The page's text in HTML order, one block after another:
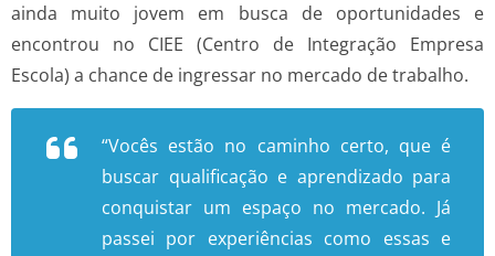
ainda muito jovem em busca de oportunidades e
encontrou no CIEE (Centro de Integração Empresa
Escola) a chance de ingressar no mercado de trabalho.
“Vocês estão no caminho certo, que é
buscar qualificação e aprendizado para
conquistar um espaço no mercado. Já
passei por experiências como essas e